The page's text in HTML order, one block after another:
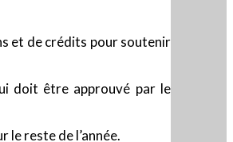
et de crédits pour soutenir
doit être approuvé par le
le reste de l’année.